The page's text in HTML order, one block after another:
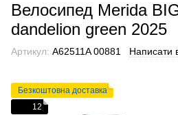
Велосипед Merida
dandelion green 2025
Артикул: A62511A 00881 Написати
Безкоштовна доставка
12